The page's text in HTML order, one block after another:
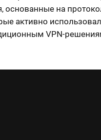
основанные на
активно
VPN-